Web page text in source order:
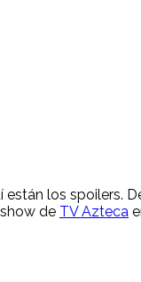
están los spoilers.
de TV Azteca